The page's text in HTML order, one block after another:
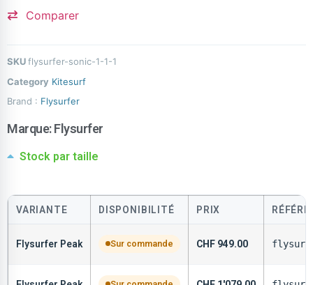
Comparer
SKUflysurfer-sonic-1-1-1
Category Kitesurf
Brand : Flysurfer
Marque:Flysurfer
Stock par taille
VARIANTE DISPONIBILITÉ PRIX
Flysurfer Peak Sur commande CHF 949.00